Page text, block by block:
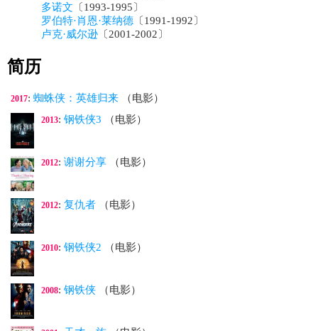
多诺文 〔1993-1995〕
罗伯特·肖恩·莱纳德〔1991-1992〕
卢克·威尔逊〔2001-2002〕
简历
2017: 蜘蛛侠：英雄归来 （电影）
2013: 钢铁侠3 （电影）
2012: 谢谢分享 （电影）
2012: 复仇者 （电影）
2010: 钢铁侠2 （电影）
2008: 钢铁侠 （电影）